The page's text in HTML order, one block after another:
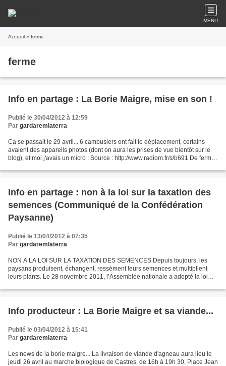
MENU
Accueil » ferme
ferme
Info en partage : La Borie Maigre, mise en son !
Publié le 30/04/2012 à 12:59
Par gardaremlaterra
Ca se passait le 29 avril... 6 cambusiers ont fait le déplacement, certains
avaient des appareils photos (dont on aura les prises de vue bientôt sur le
blog), et moi j'avais un micro : Source : http://www.radiom.fr/s/b691 De ferme
Info en partage : non à la loi sur la taxation des
semences (Communiqué de la Confédération
Paysanne)
Publié le 13/04/2012 à 07:35
Par gardaremlaterra
NON A LA LOI SUR LA TAXATION DES SEMENCES Depuis toujours, les
paysans produisent, échangent, ressèment leurs semences et multiplient
leurs plants. Le 28 novembre 2011, l’Assemblée nationale a adopté la loi
Info producteur : La Borie Maigre et sa viande...
Publié le 03/04/2012 à 15:41
Par gardaremlaterra
Les news de la borie maigre... La livraison de viande d'agneau aura lieu le
jeudi 26 avril au marche biologique de Castres, de 16h à 19h 30, Place Jean